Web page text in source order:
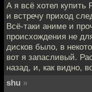
А я всё хотел купить
и встречу приход
Всё-таки аниме и
происхождения не
дисков было, в
вот я запасливый.
назад, и, как видно,
shu »